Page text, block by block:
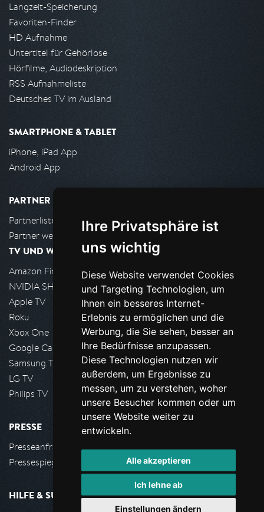
Ihre Privatsphäre ist
uns wichtig
Diese Website verwendet Cookies
und Targeting Technologien, um
Ihnen ein besseres Internet-
Erlebnis zu ermöglichen und die
Werbung, die Sie sehen, besser an
Ihre Bedürfnisse anzupassen.
Diese Technologien nutzen wir
außerdem, um Ergebnisse zu
messen, um zu verstehen, woher
unsere Besucher kommen oder um
unsere Website weiter zu
entwickeln.
Alle akzeptieren
Ich lehne ab
Einstellungen ändern
Langzeit-Speicherung
Favoriten-Finder
HD Aufnahme
Untertitel für Gehörlose
Hörfilme, Audiodeskription
RSS Aufnahmeliste
Deutsches TV im Ausland
SMARTPHONE & TABLET
iPhone, iPad App
Android App
PARTNER
Partnerliste
Partner werden
TV UND WOHNZIMMER
Amazon FireTV
NVIDIA SHIELD, Google TV
Apple TV
Roku
Xbox One
Google Cast
Samsung TV
LG TV
Philips TV
PRESSE
Presseanfrage stellen
Pressespiegel
HILFE & SUPPORT